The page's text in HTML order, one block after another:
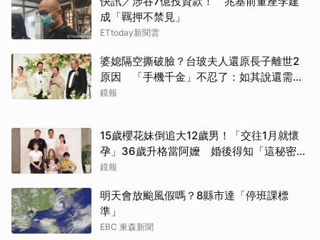
成「羈押不禁見」
ETtoday新聞雲
婆媳隔空撕破臉？台玻夫人還原長子離世2
原因 「手機千金」不忍了：如其說還需要
離開嗎？
鏡報
15歲櫻花妹倒追大12歲男！「交往1月就懷
孕」36歲升格當阿嬤 婚後得知「這秘密」
傻眼了
鏡報
明天會放颱風假嗎？8縣市達「停班課標
準」
EBC 東森新聞
取消